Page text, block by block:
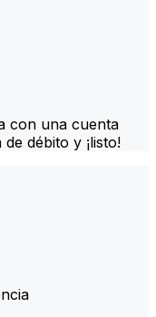
con una cuenta
débito y ¡listo!